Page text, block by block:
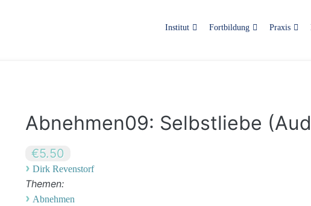
Institut Fortbildung Praxis
Abnehmen09: Selbstliebe
€5.50
› Dirk Revenstorf
Themen:
› Abnehmen